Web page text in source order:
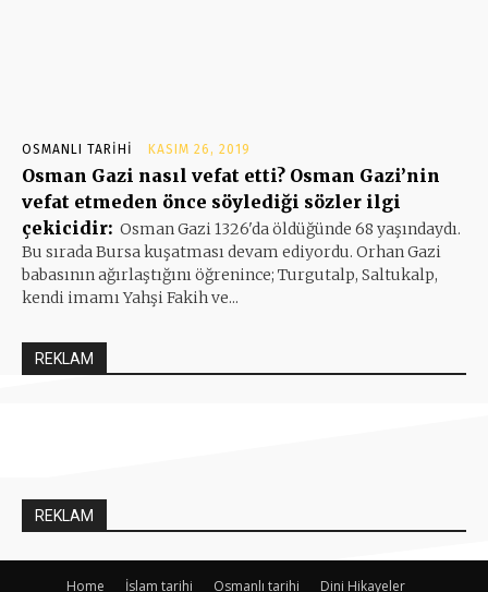
OSMANLI TARIHI KASIM 26, 2019
Osman Gazi nasıl vefat etti? Osman Gazi’nin
vefat etmeden önce söylediği sözler ilgi
çekicidir: Osman Gazi 1326'da öldüğünde 68 yaşındaydı.
Bu sırada Bursa kuşatması devam ediyordu. Orhan Gazi
babasının ağırlaştığını öğrenince; Turgutalp, Saltukalp,
kendi imamı Yahşi Fakih ve...
REKLAM
REKLAM
Home İslam tarihi Osmanlı tarihi Dini Hikayeler